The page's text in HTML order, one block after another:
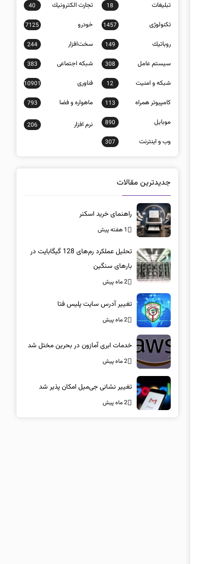
تبلیغات 18 تجارت الكترونيك 40
تکنولوژی 1457 خودرو 7125
روباتيك 149 سخت‌افزار 244
سيستم عامل 308 شبكه اجتماعی 383
شبكه و امنيت 12 فناوری 10901
كامپيوتر همراه 113 ماهواره و فضا 793
موبايل 890 نرم افزار 206
وب و اينترنت 307
جدیدترین مقالات
راهنمای خرید اسکنر
1 هفته پیش
تحلیل عملکرد رم‌های 128 گیگابایت در
بارهای سنگین
2 ماه پیش
تغییر آدرس سایت پلیس فتا
2 ماه پیش
خدمات ابری آمازون در بحرین مختل شد
2 ماه پیش
تغییر نشانی جی‌میل امکان پذیر شد
2 ماه پیش